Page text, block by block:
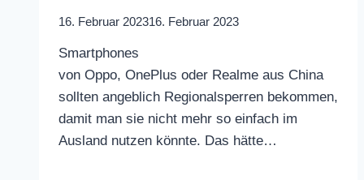
16. Februar 202316. Februar 2023
Smartphones
von Oppo, OnePlus oder Realme aus China
sollten angeblich Regionalsperren bekommen,
damit man sie nicht mehr so einfach im
Ausland nutzen könnte. Das hätte…